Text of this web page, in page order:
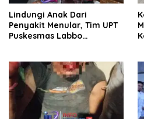
Lindungi Anak Dari
Penyakit Menular, Tim UPT
Puskesmas Labbo